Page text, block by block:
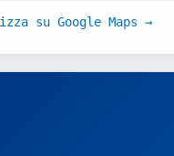
su Google Maps →